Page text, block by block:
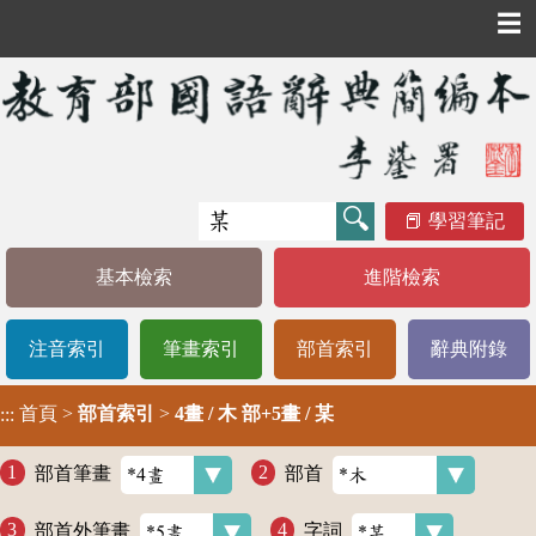
☰
學習筆記
基本檢索 進階檢索
注音索引 筆畫索引 部首索引 辭典附錄
::: 首頁 > 部首索引 > 4畫 / 木 部+5畫 / 某
部首筆畫 部首
部首外筆畫 字詞